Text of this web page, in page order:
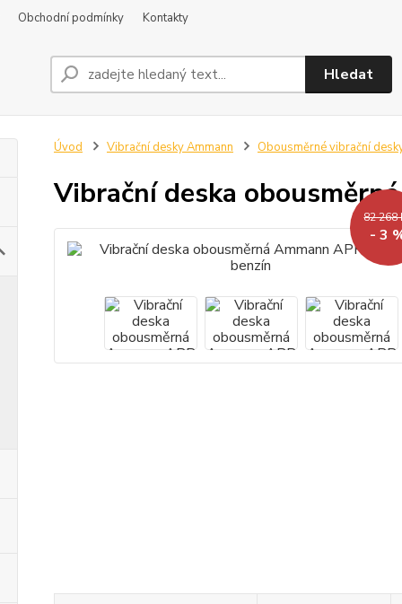
Obchodní podmínky Kontakty
Hledat
Úvod Vibrační desky Ammann Obousměrné vibrační
Vibrační deska
82 268
- 3